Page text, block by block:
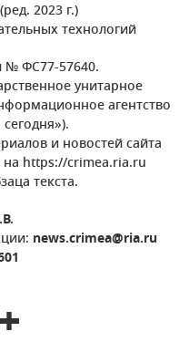
2023 г.)
технологий
№ ФС77-57640.
унитарное
агентство
и новостей сайта
https://crimea.ria.ru
текста.
news.crimea@ria.ru